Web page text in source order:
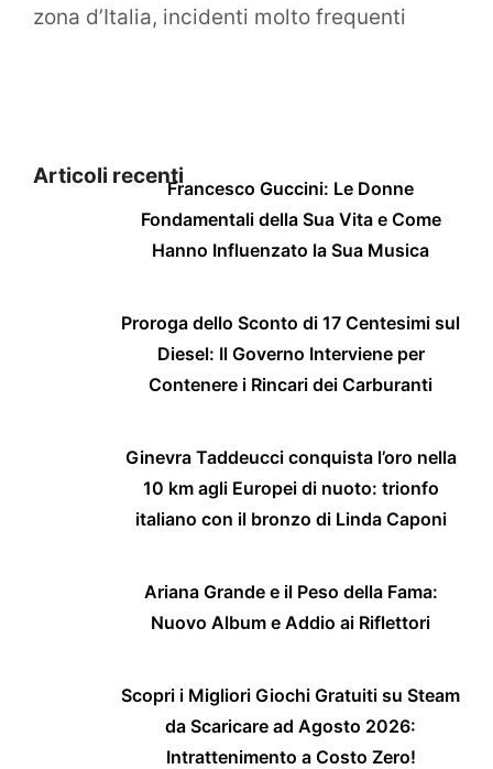
zona d’Italia, incidenti molto frequenti
Articoli recentiFrancesco Guccini: Le Donne
Fondamentali della Sua Vita e Come
Hanno Influenzato la Sua Musica
Proroga dello Sconto di 17 Centesimi sul
Diesel: Il Governo Interviene per
Contenere i Rincari dei Carburanti
Ginevra Taddeucci conquista l’oro nella
10 km agli Europei di nuoto: trionfo
italiano con il bronzo di Linda Caponi
Ariana Grande e il Peso della Fama:
Nuovo Album e Addio ai Riflettori
Scopri i Migliori Giochi Gratuiti su Steam
da Scaricare ad Agosto 2026:
Intrattenimento a Costo Zero!